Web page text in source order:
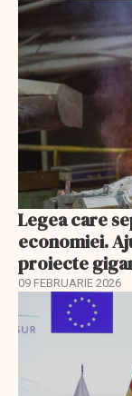
Legea care
economiei.
proiecte
09 FEBRUARIE 2026